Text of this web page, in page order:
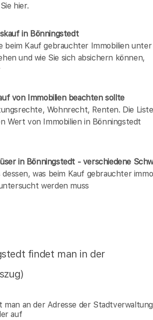
hier.
in Bönningstedt
beim Kauf gebrauchter Immobilien unter
und wie Sie sich absichern können,
von Immobilien beachten sollte
Wohnrecht, Renten. Die
Wert von Immobilien in Bönningstedt
in Bönningstedt - verschiedene
was beim Kauf gebrauchter
werden muss
findet man in der
an der Adresse der
auf